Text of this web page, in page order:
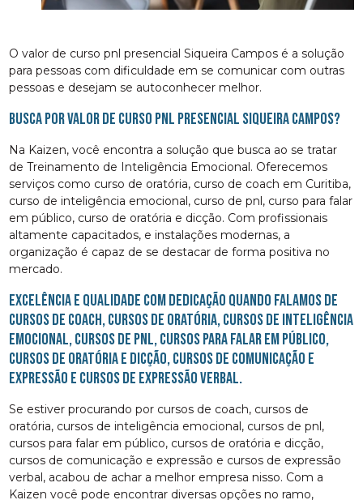
O valor de curso pnl presencial Siqueira Campos é a solução
para pessoas com dificuldade em se comunicar com outras
pessoas e desejam se autoconhecer melhor.
Busca por valor de curso pnl presencial Siqueira Campos?
Na Kaizen, você encontra a solução que busca ao se tratar
de Treinamento de Inteligência Emocional. Oferecemos
serviços como curso de oratória, curso de coach em Curitiba,
curso de inteligência emocional, curso de pnl, curso para falar
em público, curso de oratória e dicção. Com profissionais
altamente capacitados, e instalações modernas, a
organização é capaz de se destacar de forma positiva no
mercado.
Excelência e qualidade com dedicação quando falamos de
cursos de coach, cursos de oratória, cursos de inteligência
emocional, cursos de pnl, cursos para falar em público,
cursos de oratória e dicção, cursos de comunicação e
expressão e cursos de expressão verbal.
Se estiver procurando por cursos de coach, cursos de
oratória, cursos de inteligência emocional, cursos de pnl,
cursos para falar em público, cursos de oratória e dicção,
cursos de comunicação e expressão e cursos de expressão
verbal, acabou de achar a melhor empresa nisso. Com a
Kaizen você pode encontrar diversas opções no ramo,